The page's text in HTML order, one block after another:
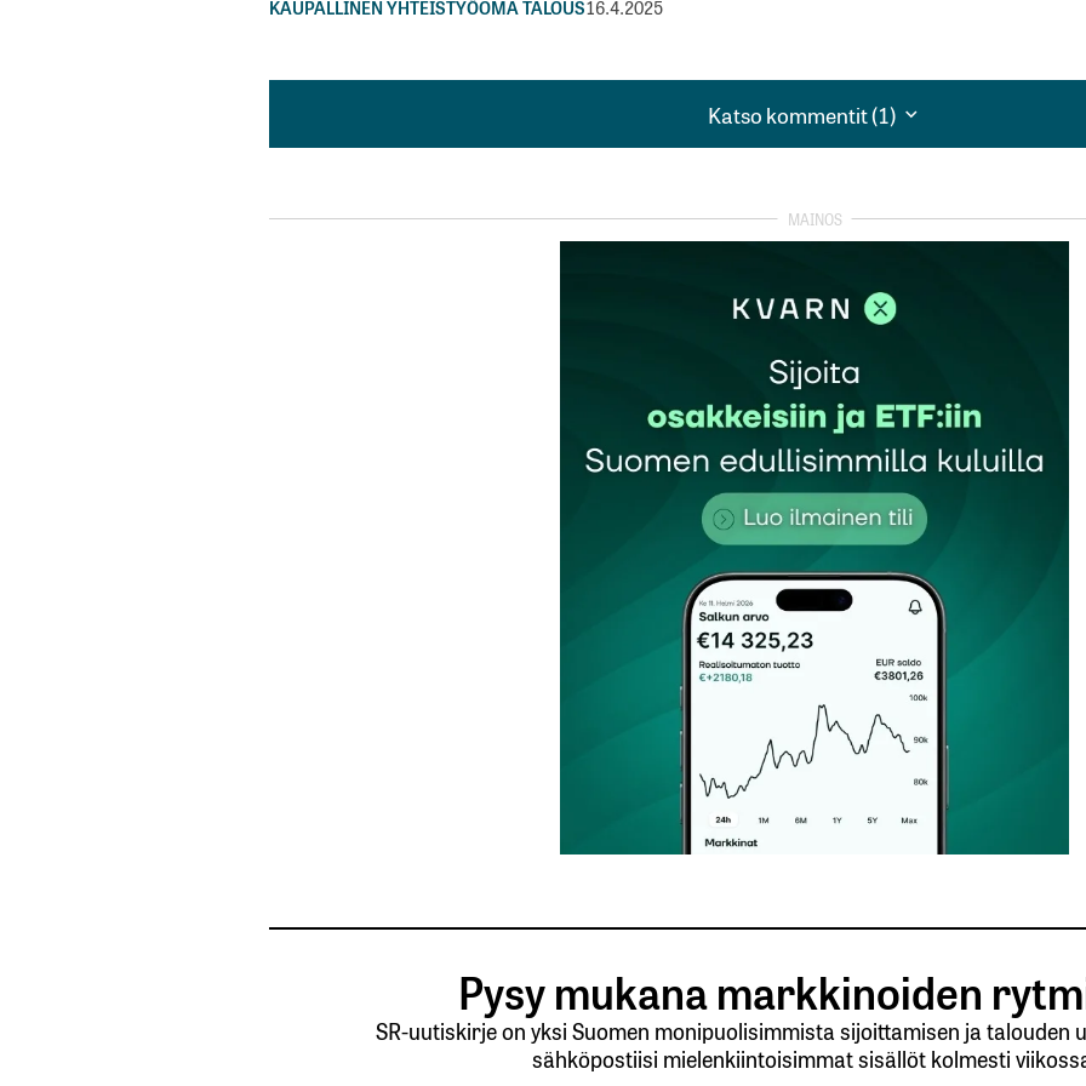
KAUPALLINEN YHTEISTYÖOMA TALOUS16.4.2025
Katso kommentit (1)
Katso kommentit (1)
koron mutta raisin kautta kierrätettyä van 2,35% koron. Prosentti häviää välistä ei
kirjautua sisään rekisteröityä
Pakolliset kentät on merkitty
Lähetä kommentti
Pysy mukana markkinoiden
SR-uutiskirje on yksi Suomen monipuolisimmista sijoittamisen ja talouden
sähköpostiisi mielenkiintoisimmat sisällöt kolmesti